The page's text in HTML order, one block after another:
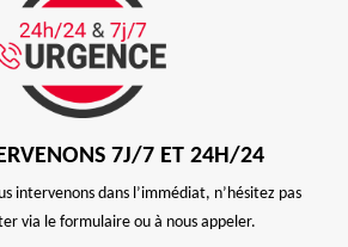
7J/7 ET 24H/24
intervenons dans l’immédiat, n’hésitez pas
via le formulaire ou à nous appeler.